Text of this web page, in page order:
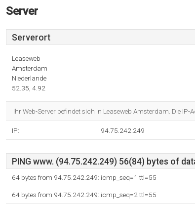
Server
Serverort
Leaseweb
Amsterdam
Niederlande
52.35, 4.92
Ihr Web-Server befindet sich in Leaseweb Amsterdam. Die IP-
IP: 94.75.242.249
PING www. (94.75.242.249) 56(84) bytes of
64 bytes from 94.75.242.249: icmp_seq=1 ttl=55
64 bytes from 94.75.242.249: icmp_seq=2 ttl=55